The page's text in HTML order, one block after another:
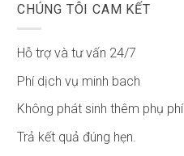
CHÚNG TÔI CAM KẾT
Hỗ trợ và tư vấn 24/7
Phí dịch vụ minh bach
Không phát sinh thêm phụ phí
Trả kết quả đúng hẹn.